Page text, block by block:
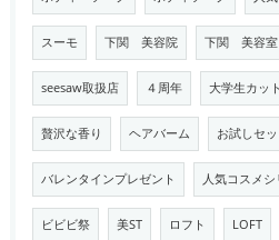
スーモ 下関 美容院 下関 美容室
seesaw取扱店 ４周年 大学生カット
贅沢な香り ヘアバーム お試しセッ
バレンタインプレゼント 人気コスメ
ビビビ祭 美ST ロフト LOFT